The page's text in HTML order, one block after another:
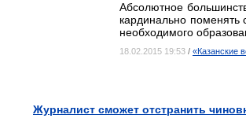
Абсолютное
кардинально поменять
необходимого
18.02.2015 19:53 / «Казанские
Журналист сможет отстранить